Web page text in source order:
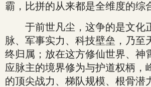
霸，比拼的从来都是全维度的综
于前世凡尘，这争的是文化
脉、军事实力、科技壁垒，乃至
终归属；放在这方修仙世界、神
应脉主的境界修为与护道权柄，
的顶尖战力、梯队规模、根骨潜